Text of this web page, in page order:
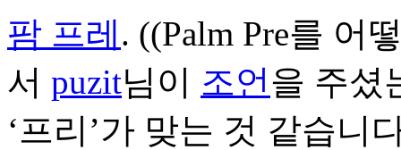
팜 프레. ((Palm Pre를 어
서 puzit님이 조언을 주셨
‘프리’가 맞는 것 같습니